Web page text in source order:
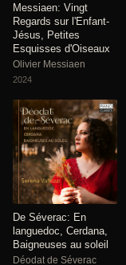
Messiaen: Vingt
Regards sur l'Enfant-
Jésus, Petites
Esquisses d'Oiseaux
Olivier Messiaen
2024
De Séverac: En
languedoc, Cerdana,
Baigneuses au soleil
Déodat de Séverac